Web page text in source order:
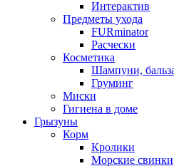
Интерактив
Предметы ухода
FURminator
Расчески
Косметика
Шампуни,
Груминг
Миски
Гигиена в доме
Грызуны
Корм
Кролики
Морские свинки